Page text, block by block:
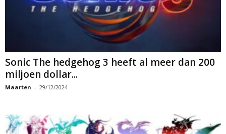
Sonic The hedgehog 3 heeft al meer dan 200
miljoen dollar...
Maarten - 29/12/2024